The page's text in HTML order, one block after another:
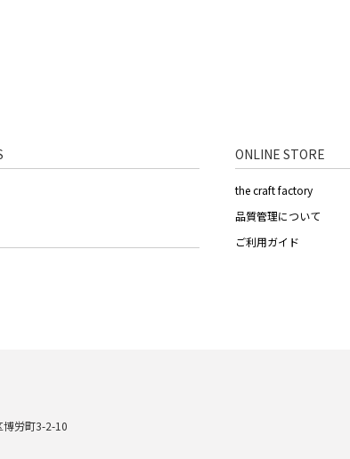
ONLINE STORE
the craft factory
品質管理について
ご利用ガイド
博労町3-2-10